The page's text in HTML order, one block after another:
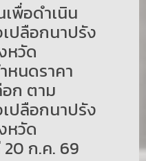
พื่อดำเนิน
ปลือกนาปรัง
หวัด
หนดราคา
ก ตาม
ปลือกนาปรัง
หวัด
ก.ค. 69